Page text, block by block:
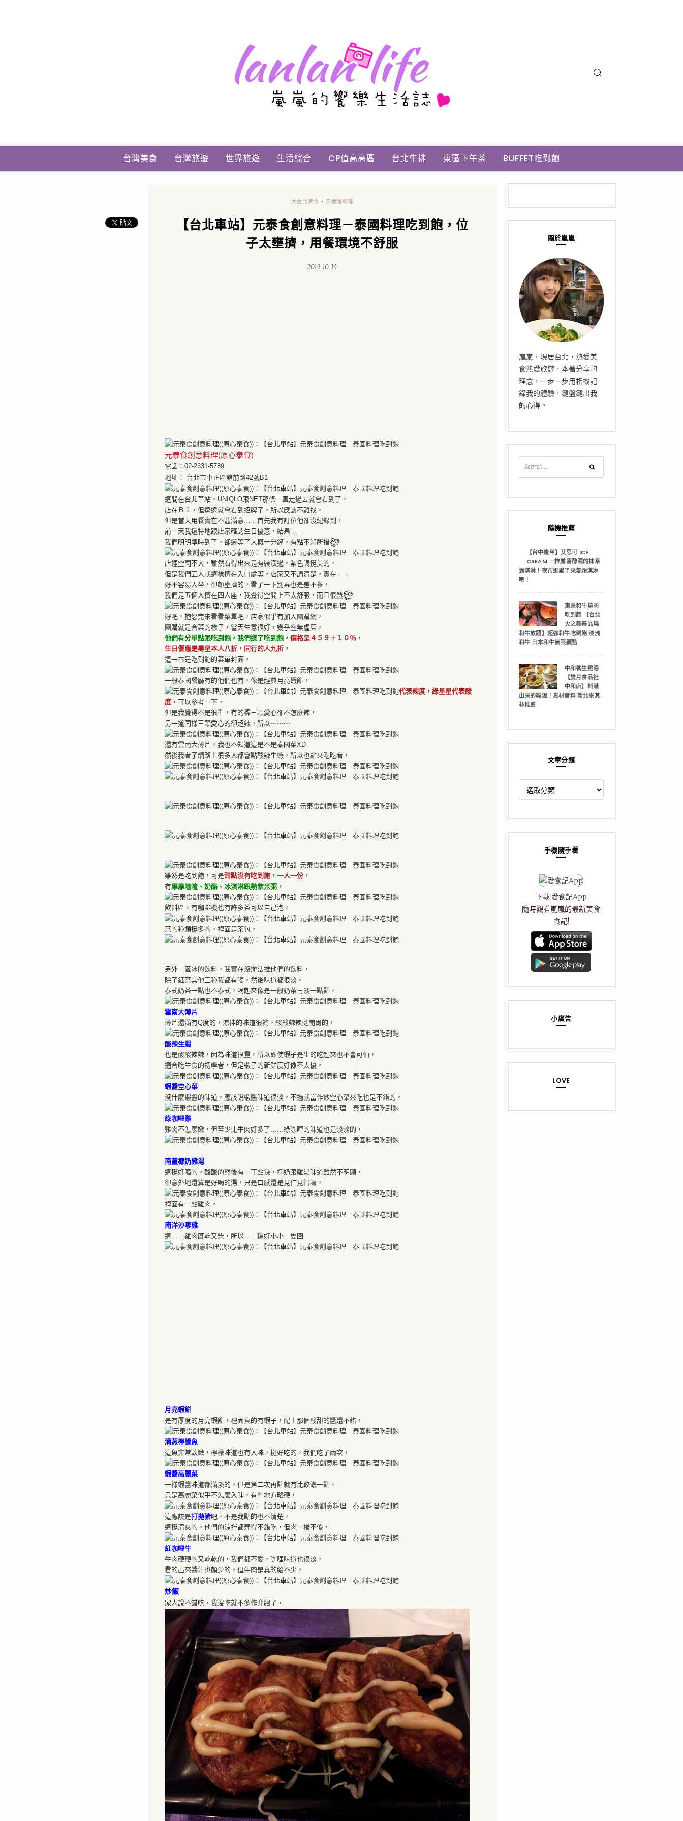
台灣美食 台灣旅遊 世界旅遊 生活綜合 CP值高高區 台北牛排 東區下午茶 BUFFET吃到飽
大台北美食 • 泰緬越料理
【台北車站】元泰食創意料理－泰國料理吃到飽，位
子太壅擠，用餐環境不舒服
2013-10-14
元泰食創意料理(原心泰食)
電話：02-2331-5789
地址： 台北市中正區館前路42號B1
這間在台北車站，UNIQLO跟NET那條一直走過去就會看到了，
店在Ｂ１，但遠遠就會看到招牌了，所以應該不難找，
但是當天用餐實在不甚滿意……首先我有訂位他卻沒紀錄到，
前一天我還特地跟店家確認生日優惠，結果……
我們明明準時到了，卻還等了大概十分鐘，有點不知所措
店裡空間不大，雖然看得出來是有裝潢過，紫色調挺美的，
但是我們五人就這樣擠在入口處等，店家又不講清楚，實在……
好不容易入坐，卻頗壅擠的，看了一下別桌也是差不多，
我們是五個人擠在四人座，我覺得空間上不太舒服，而且很熱
好吧，抱怨完來看看菜單吧，店家似乎有加入團購網，
團購就是合菜的樣子，當天生意很好，幾乎座無虛席，
他們有分單點跟吃到飽，我們選了吃到飽， 價格是４５９＋１０％，
生日優惠是壽星本人八折，同行的人九折，
這一本是吃到飽的菜單封面，
一般泰國餐廳有的他們也有，像是經典月亮蝦餅，
代表辣度，綠星星代表酸
度， 可以參考一下，
但是我覺得不是很準，有的標三顆愛心卻不怎麼辣，
另一道同樣三顆愛心的卻超辣，所以～～～
還有雲南大薄片，我也不知道這是不是泰國菜XD
然後我看了網路上很多人都會點酸辣生蝦，所以也點來吃吃看，
雖然是吃到飽，可是甜點沒有吃到飽，一人一份，
有摩摩喳喳、奶酪、冰淇淋跟熱紫米粥，
飲料區，有咖啡機也有許多茶可以自己泡，
茶的種類挺多的，裡面是茶包，
另外一區冰的飲料，我實在沒辦法推他們的飲料，
除了紅茶其他三種我都有喝，然後味道都很淡，
泰式奶茶一點也不泰式，喝起來像是一般奶茶再淡一點點，
雲南大薄片
薄片還滿有Q度的，涼拌的味道很夠，酸酸辣辣挺開胃的，
酸辣生蝦
也是酸酸辣辣，因為味道很重，所以即使蝦子是生的吃起來也不會可怕，
適合吃生食的初學者，但是蝦子的新鮮度好像不太優，
蝦醬空心菜
沒什麼蝦醬的味道，應該說蝦醬味道很淡，不過就當作炒空心菜來吃也是不錯的，
綠咖哩雞
雞肉不怎麼嫩，但至少比牛肉好多了……綠咖哩的味道也是淡淡的，
南薑椰奶雞湯
這挺好喝的，酸酸的然後有一丁點辣，椰奶跟雞湯味道雖然不明顯，
卻意外地還算是好喝的湯，只是口感還是見仁見智囉，
裡面有一點雞肉，
南洋沙嗲雞
這……雞肉既乾又柴，所以……還好小小一隻囧
月亮蝦餅
是有厚度的月亮蝦餅，裡面真的有蝦子，配上那個酸甜的醬還不錯，
清蒸檸檬魚
這魚非常軟嫩，檸檬味道也有入味，挺好吃的，我們吃了兩次，
蝦醬高麗菜
一樣蝦醬味道都滿淡的，但是第二次再點就有比較濃一點，
只是高麗菜似乎不怎麼入味，有些地方略硬，
這應該是打拋豬吧，不是我點的也不清楚，
這挺清爽的，他們的涼拌都弄得不錯吃，但肉一樣不優，
紅咖哩牛
牛肉硬硬的又乾乾的，我們都不愛，咖哩味道也很淡，
看的出來醬汁也頗少的，但牛肉是真的給不少，
炒飯
家人說不錯吃，我沒吃就不多作介紹了，
關於嵐嵐
嵐嵐，現居台北，熱愛美
食熱愛旅遊，本著分享的
理念，一步一步用相機記
錄我的體驗，鍵盤鍵出我
的心得。
隨機推薦
【台中逢甲】艾思可 ICE
CREAM －推薦香醇濃的抹茶
霜淇淋！夜市逛累了來隻霜淇淋
吧！
東區和牛燒肉
吃到飽 【台北
火之舞蓁品燒
和牛放題】超強和牛吃到飽 澳洲
和牛 日本和牛無限續點
中和養生雞湯
【雙月食品社
中和店】料滿
出來的雞湯！真材實料 新北米其
林推薦
文章分類
章
類
手機隨手看
下載 愛食記App
隨時觀看嵐嵐的最新美食
食記!
小廣告
LOVE